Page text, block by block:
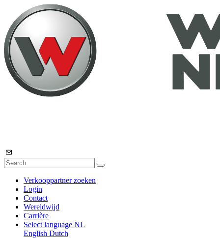
Verkooppartner zoeken
Login
Contact
Wereldwijd
Carrière
Select language NL
English Dutch